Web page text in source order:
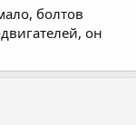
болтов
он